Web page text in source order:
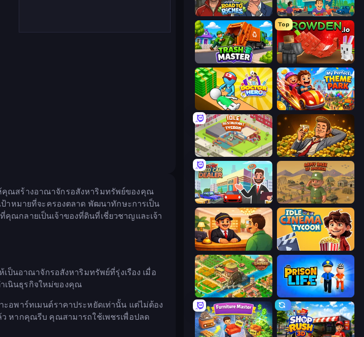
ห้คุณสร้างอาณาจักรอสังหาริมทรัพย์ของคุณ
าหมายที่จะครองตลาด พัฒนาทักษะการเป็น
ณกลายเป็นเจ้าของที่ดินที่เชี่ยวชาญและเจ้า
ป็นอาณาจักรอสังหาริมทรัพย์ที่รุ่งเรือง เมื่อ
เนินธุรกิจใหม่ของคุณ
อพาร์ทเมนต์ราคาประหยัดเท่านั้น แต่ไม่ต้อง
หากคุณรีบ คุณสามารถใช้เพชรเพื่อปลด
Life Simulator: Road to Riches Idle Supermarket Tycoon
Trash Master
Top
Grow A Garden | Growden.io
Doctor Hero My Perfect Theme Park
Idle Restaurant Tycoon Idle Billionaire Tycoon
Used Car Dealer Tycoon Army Base Of America
Idle Cinema Tycoon
Empire City Prison Life